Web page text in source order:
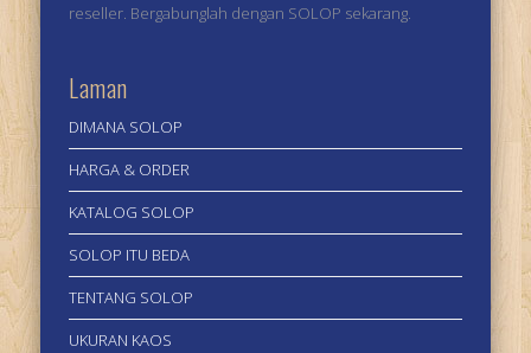
reseller. Bergabunglah dengan SOLOP sekarang.
Laman
DIMANA SOLOP
HARGA & ORDER
KATALOG SOLOP
SOLOP ITU BEDA
TENTANG SOLOP
UKURAN KAOS